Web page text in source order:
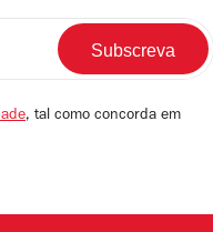
, tal como concorda em